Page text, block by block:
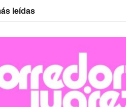
leídas